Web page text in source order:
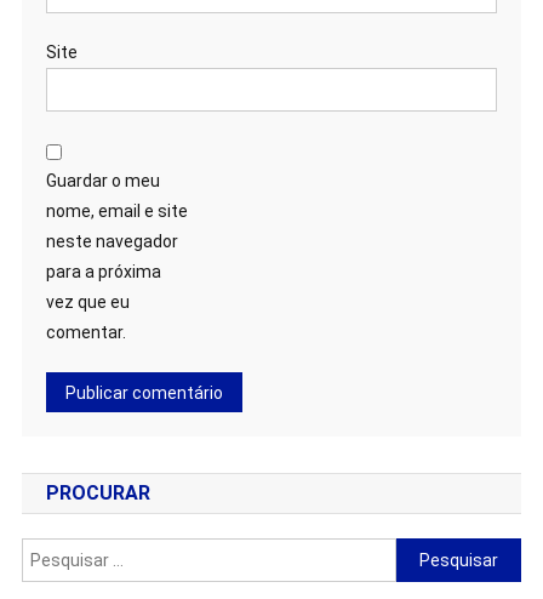
Site
Guardar o meu
nome, email e site
neste navegador
para a próxima
vez que eu
comentar.
PROCURAR
Pesquisar
por: